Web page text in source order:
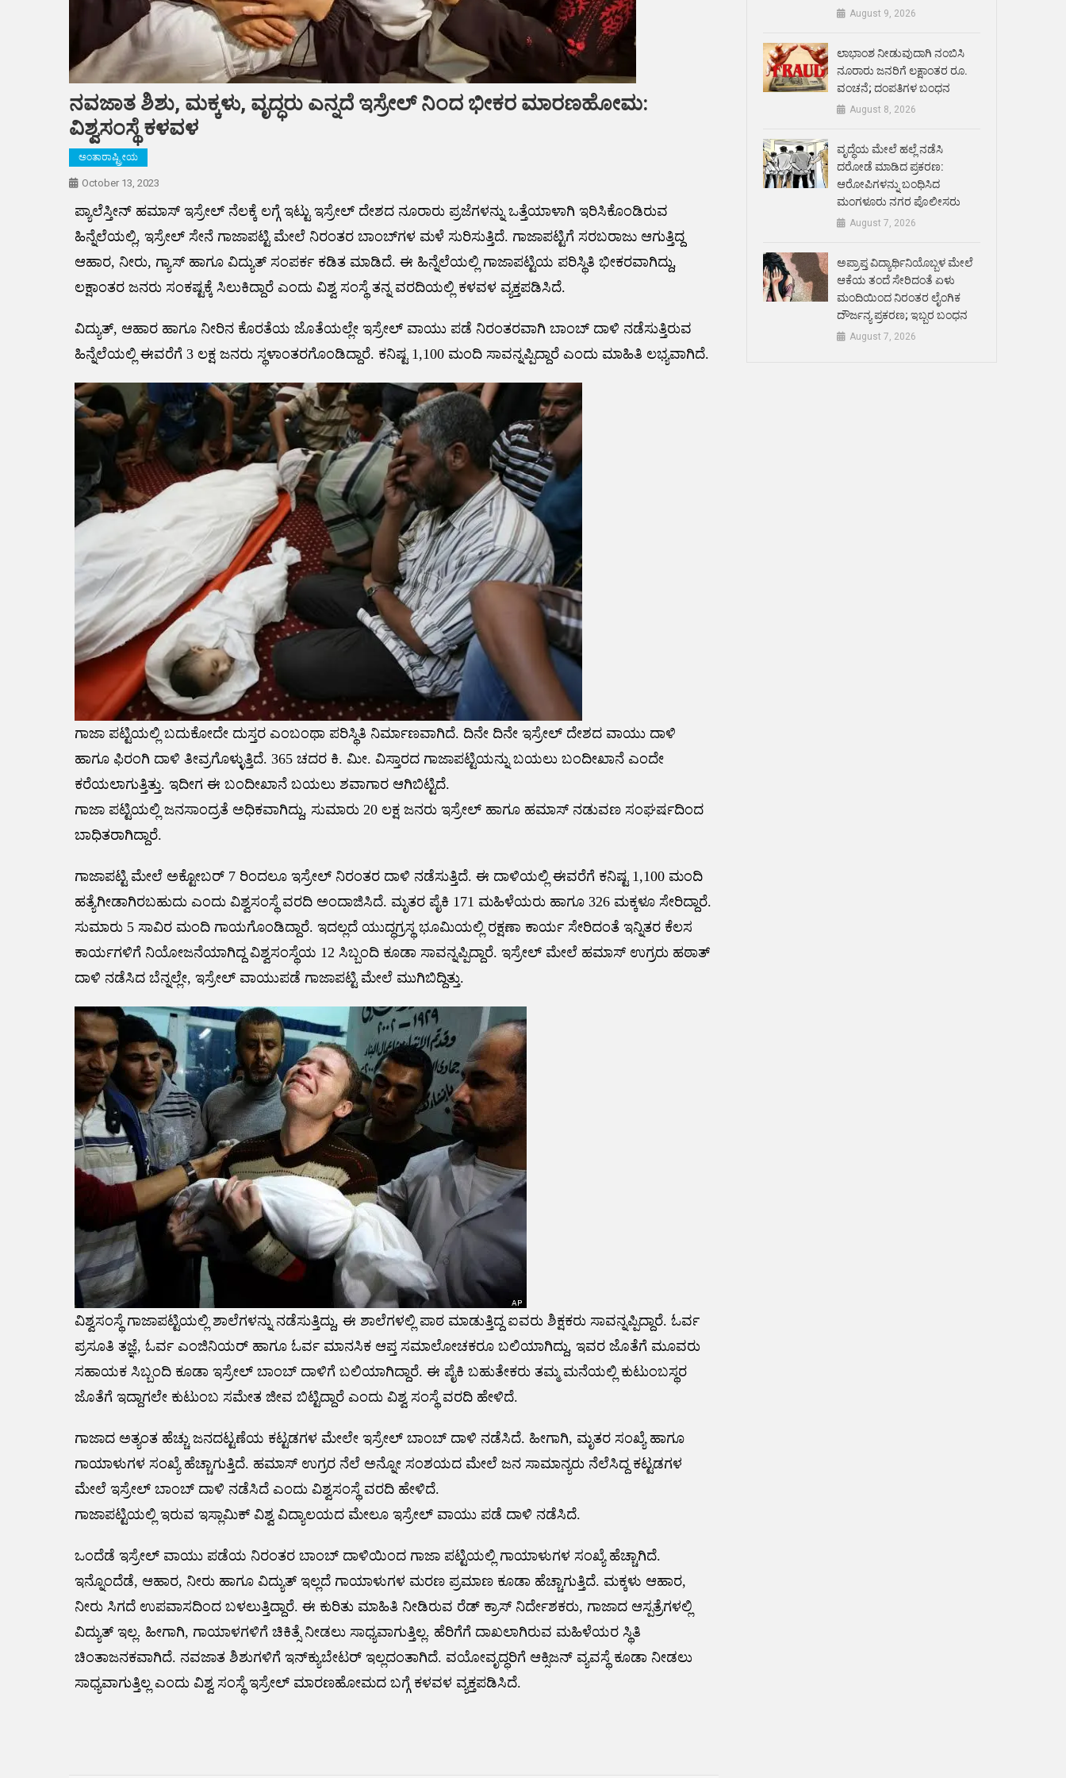
ನವಜಾತ ಶಿಶು, ಮಕ್ಕಳು, ವೃದ್ಧರು ಎನ್ನದೆ ಇಸ್ರೇಲ್‌ ನಿಂದ ಭೀಕರ ಮಾರಣಹೋಮ:
ವಿಶ್ವಸಂಸ್ಥೆ ಕಳವಳ
ಅಂತಾರಾಷ್ಟ್ರೀಯ
October 13, 2023
ಪ್ಯಾಲೆಸ್ತೀನ್ ಹಮಾಸ್ ಇಸ್ರೇಲ್‌ ನೆಲಕ್ಕೆ ಲಗ್ಗೆ ಇಟ್ಟು ಇಸ್ರೇಲ್ ದೇಶದ ನೂರಾರು ಪ್ರಜೆಗಳನ್ನು ಒತ್ತೆಯಾಳಾಗಿ ಇರಿಸಿಕೊಂಡಿರುವ
ಹಿನ್ನೆಲೆಯಲ್ಲಿ, ಇಸ್ರೇಲ್ ಸೇನೆ ಗಾಜಾಪಟ್ಟಿ ಮೇಲೆ ನಿರಂತರ ಬಾಂಬ್‌ಗಳ ಮಳೆ ಸುರಿಸುತ್ತಿದೆ. ಗಾಜಾಪಟ್ಟಿಗೆ ಸರಬರಾಜು ಆಗುತ್ತಿದ್ದ
ಆಹಾರ, ನೀರು, ಗ್ಯಾಸ್ ಹಾಗೂ ವಿದ್ಯುತ್ ಸಂಪರ್ಕ ಕಡಿತ ಮಾಡಿದೆ. ಈ ಹಿನ್ನೆಲೆಯಲ್ಲಿ ಗಾಜಾಪಟ್ಟಿಯ ಪರಿಸ್ಥಿತಿ ಭೀಕರವಾಗಿದ್ದು,
ಲಕ್ಷಾಂತರ ಜನರು ಸಂಕಷ್ಟಕ್ಕೆ ಸಿಲುಕಿದ್ದಾರೆ ಎಂದು ವಿಶ್ವ ಸಂಸ್ಥೆ ತನ್ನ ವರದಿಯಲ್ಲಿ ಕಳವಳ ವ್ಯಕ್ತಪಡಿಸಿದೆ.
ವಿದ್ಯುತ್, ಆಹಾರ ಹಾಗೂ ನೀರಿನ ಕೊರತೆಯ ಜೊತೆಯಲ್ಲೇ ಇಸ್ರೇಲ್ ವಾಯು ಪಡೆ ನಿರಂತರವಾಗಿ ಬಾಂಬ್ ದಾಳಿ ನಡೆಸುತ್ತಿರುವ
ಹಿನ್ನೆಲೆಯಲ್ಲಿ ಈವರೆಗೆ 3 ಲಕ್ಷ ಜನರು ಸ್ಥಳಾಂತರಗೊಂಡಿದ್ದಾರೆ. ಕನಿಷ್ಟ 1,100 ಮಂದಿ ಸಾವನ್ನಪ್ಪಿದ್ದಾರೆ ಎಂದು ಮಾಹಿತಿ ಲಭ್ಯವಾಗಿದೆ.
ಗಾಜಾ ಪಟ್ಟಿಯಲ್ಲಿ ಬದುಕೋದೇ ದುಸ್ತರ ಎಂಬಂಥಾ ಪರಿಸ್ಥಿತಿ ನಿರ್ಮಾಣವಾಗಿದೆ. ದಿನೇ ದಿನೇ ಇಸ್ರೇಲ್ ದೇಶದ ವಾಯು ದಾಳಿ
ಹಾಗೂ ಫಿರಂಗಿ ದಾಳಿ ತೀವ್ರಗೊಳ್ಳುತ್ತಿದೆ. 365 ಚದರ ಕಿ. ಮೀ. ವಿಸ್ತಾರದ ಗಾಜಾಪಟ್ಟಿಯನ್ನು ಬಯಲು ಬಂದೀಖಾನೆ ಎಂದೇ
ಕರೆಯಲಾಗುತ್ತಿತ್ತು. ಇದೀಗ ಈ ಬಂದೀಖಾನೆ ಬಯಲು ಶವಾಗಾರ ಆಗಿಬಿಟ್ಟಿದೆ.
ಗಾಜಾ ಪಟ್ಟಿಯಲ್ಲಿ ಜನಸಾಂದ್ರತೆ ಅಧಿಕವಾಗಿದ್ದು, ಸುಮಾರು 20 ಲಕ್ಷ ಜನರು ಇಸ್ರೇಲ್ ಹಾಗೂ ಹಮಾಸ್ ನಡುವಣ ಸಂಘರ್ಷದಿಂದ
ಬಾಧಿತರಾಗಿದ್ದಾರೆ.
ಗಾಜಾಪಟ್ಟಿ ಮೇಲೆ ಅಕ್ಟೋಬರ್ 7 ರಿಂದಲೂ ಇಸ್ರೇಲ್ ನಿರಂತರ ದಾಳಿ ನಡೆಸುತ್ತಿದೆ. ಈ ದಾಳಿಯಲ್ಲಿ ಈವರೆಗೆ ಕನಿಷ್ಟ 1,100 ಮಂದಿ
ಹತ್ಯೆಗೀಡಾಗಿರಬಹುದು ಎಂದು ವಿಶ್ವಸಂಸ್ಥೆ ವರದಿ ಅಂದಾಜಿಸಿದೆ. ಮೃತರ ಪೈಕಿ 171 ಮಹಿಳೆಯರು ಹಾಗೂ 326 ಮಕ್ಕಳೂ ಸೇರಿದ್ದಾರೆ.
ಸುಮಾರು 5 ಸಾವಿರ ಮಂದಿ ಗಾಯಗೊಂಡಿದ್ದಾರೆ. ಇದಲ್ಲದೆ ಯುದ್ಧಗ್ರಸ್ಥ ಭೂಮಿಯಲ್ಲಿ ರಕ್ಷಣಾ ಕಾರ್ಯ ಸೇರಿದಂತೆ ಇನ್ನಿತರ ಕೆಲಸ
ಕಾರ್ಯಗಳಿಗೆ ನಿಯೋಜನೆಯಾಗಿದ್ದ ವಿಶ್ವಸಂಸ್ಥೆಯ 12 ಸಿಬ್ಬಂದಿ ಕೂಡಾ ಸಾವನ್ನಪ್ಪಿದ್ದಾರೆ. ಇಸ್ರೇಲ್ ಮೇಲೆ ಹಮಾಸ್ ಉಗ್ರರು ಹಠಾತ್
ದಾಳಿ ನಡೆಸಿದ ಬೆನ್ನಲ್ಲೇ, ಇಸ್ರೇಲ್ ವಾಯುಪಡೆ ಗಾಜಾಪಟ್ಟಿ ಮೇಲೆ ಮುಗಿಬಿದ್ದಿತ್ತು.
ವಿಶ್ವಸಂಸ್ಥೆ ಗಾಜಾಪಟ್ಟಿಯಲ್ಲಿ ಶಾಲೆಗಳನ್ನು ನಡೆಸುತ್ತಿದ್ದು, ಈ ಶಾಲೆಗಳಲ್ಲಿ ಪಾಠ ಮಾಡುತ್ತಿದ್ದ ಐವರು ಶಿಕ್ಷಕರು ಸಾವನ್ನಪ್ಪಿದ್ದಾರೆ. ಓರ್ವ
ಪ್ರಸೂತಿ ತಜ್ಞೆ, ಓರ್ವ ಎಂಜಿನಿಯರ್ ಹಾಗೂ ಓರ್ವ ಮಾನಸಿಕ ಆಪ್ತ ಸಮಾಲೋಚಕರೂ ಬಲಿಯಾಗಿದ್ದು, ಇವರ ಜೊತೆಗೆ ಮೂವರು
ಸಹಾಯಕ ಸಿಬ್ಬಂದಿ ಕೂಡಾ ಇಸ್ರೇಲ್ ಬಾಂಬ್ ದಾಳಿಗೆ ಬಲಿಯಾಗಿದ್ದಾರೆ. ಈ ಪೈಕಿ ಬಹುತೇಕರು ತಮ್ಮ ಮನೆಯಲ್ಲಿ ಕುಟುಂಬಸ್ಥರ
ಜೊತೆಗೆ ಇದ್ದಾಗಲೇ ಕುಟುಂಬ ಸಮೇತ ಜೀವ ಬಿಟ್ಟಿದ್ದಾರೆ ಎಂದು ವಿಶ್ವ ಸಂಸ್ಥೆ ವರದಿ ಹೇಳಿದೆ.
ಗಾಜಾದ ಅತ್ಯಂತ ಹೆಚ್ಚು ಜನದಟ್ಟಣೆಯ ಕಟ್ಟಡಗಳ ಮೇಲೇ ಇಸ್ರೇಲ್ ಬಾಂಬ್ ದಾಳಿ ನಡೆಸಿದೆ. ಹೀಗಾಗಿ, ಮೃತರ ಸಂಖ್ಯೆ ಹಾಗೂ
ಗಾಯಾಳುಗಳ ಸಂಖ್ಯೆ ಹೆಚ್ಚಾಗುತ್ತಿದೆ. ಹಮಾಸ್ ಉಗ್ರರ ನೆಲೆ ಅನ್ನೋ ಸಂಶಯದ ಮೇಲೆ ಜನ ಸಾಮಾನ್ಯರು ನೆಲೆಸಿದ್ದ ಕಟ್ಟಡಗಳ
ಮೇಲೆ ಇಸ್ರೇಲ್ ಬಾಂಬ್ ದಾಳಿ ನಡೆಸಿದೆ ಎಂದು ವಿಶ್ವಸಂಸ್ಥೆ ವರದಿ ಹೇಳಿದೆ.
ಗಾಜಾಪಟ್ಟಿಯಲ್ಲಿ ಇರುವ ಇಸ್ಲಾಮಿಕ್ ವಿಶ್ವ ವಿದ್ಯಾಲಯದ ಮೇಲೂ ಇಸ್ರೇಲ್ ವಾಯು ಪಡೆ ದಾಳಿ ನಡೆಸಿದೆ.
ಒಂದೆಡೆ ಇಸ್ರೇಲ್ ವಾಯು ಪಡೆಯ ನಿರಂತರ ಬಾಂಬ್ ದಾಳಿಯಿಂದ ಗಾಜಾ ಪಟ್ಟಿಯಲ್ಲಿ ಗಾಯಾಳುಗಳ ಸಂಖ್ಯೆ ಹೆಚ್ಚಾಗಿದೆ.
ಇನ್ನೊಂದೆಡೆ, ಆಹಾರ, ನೀರು ಹಾಗೂ ವಿದ್ಯುತ್ ಇಲ್ಲದೆ ಗಾಯಾಳುಗಳ ಮರಣ ಪ್ರಮಾಣ ಕೂಡಾ ಹೆಚ್ಚಾಗುತ್ತಿದೆ. ಮಕ್ಕಳು ಆಹಾರ,
ನೀರು ಸಿಗದೆ ಉಪವಾಸದಿಂದ ಬಳಲುತ್ತಿದ್ದಾರೆ. ಈ ಕುರಿತು ಮಾಹಿತಿ ನೀಡಿರುವ ರೆಡ್ ಕ್ರಾಸ್ ನಿರ್ದೇಶಕರು, ಗಾಜಾದ ಆಸ್ಪತ್ರೆಗಳಲ್ಲಿ
ವಿದ್ಯುತ್ ಇಲ್ಲ. ಹೀಗಾಗಿ, ಗಾಯಾಳಗಳಿಗೆ ಚಿಕಿತ್ಸೆ ನೀಡಲು ಸಾಧ್ಯವಾಗುತ್ತಿಲ್ಲ. ಹೆರಿಗೆಗೆ ದಾಖಲಾಗಿರುವ ಮಹಿಳೆಯರ ಸ್ಥಿತಿ
ಚಿಂತಾಜನಕವಾಗಿದೆ. ನವಜಾತ ಶಿಶುಗಳಿಗೆ ಇನ್‌ಕ್ಯುಬೇಟರ್ ಇಲ್ಲದಂತಾಗಿದೆ. ವಯೋವೃದ್ಧರಿಗೆ ಆಕ್ಸಿಜನ್ ವ್ಯವಸ್ಥೆ ಕೂಡಾ ನೀಡಲು
ಸಾಧ್ಯವಾಗುತ್ತಿಲ್ಲ ಎಂದು ವಿಶ್ವ ಸಂಸ್ಥೆ ಇಸ್ರೇಲ್ ಮಾರಣಹೋಮದ ಬಗ್ಗೆ ಕಳವಳ ವ್ಯಕ್ತಪಡಿಸಿದೆ.
August 9, 2026
ಲಾಭಾಂಶ ನೀಡುವುದಾಗಿ ನಂಬಿಸಿ
ನೂರಾರು ಜನರಿಗೆ ಲಕ್ಷಾಂತರ ರೂ.
ವಂಚನೆ; ದಂಪತಿಗಳ ಬಂಧನ
August 8, 2026
ವೃದ್ಧೆಯ ಮೇಲೆ ಹಲ್ಲೆ ನಡೆಸಿ
ದರೋಡೆ ಮಾಡಿದ ಪ್ರಕರಣ:
ಆರೋಪಿಗಳನ್ನು ಬಂಧಿಸಿದ
ಮಂಗಳೂರು ನಗರ ಪೊಲೀಸರು
August 7, 2026
ಅಪ್ರಾಪ್ತ ವಿದ್ಯಾರ್ಥಿನಿಯೊಬ್ಬಳ ಮೇಲೆ
ಆಕೆಯ ತಂದೆ ಸೇರಿದಂತೆ ಏಳು
ಮಂದಿಯಿಂದ ನಿರಂತರ ಲೈಂಗಿಕ
ದೌರ್ಜನ್ಯ ಪ್ರಕರಣ; ಇಬ್ಬರ ಬಂಧನ
August 7, 2026